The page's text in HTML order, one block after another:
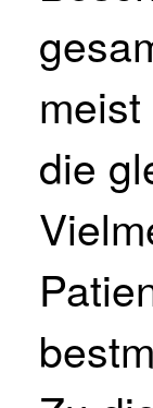
die